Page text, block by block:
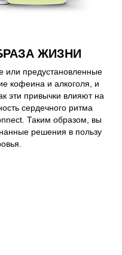
ЖИЗНИ
или предустановленные
кофеина и алкоголя, и
эти привычки влияют на
сердечного ритма
Таким образом, вы
решения в пользу